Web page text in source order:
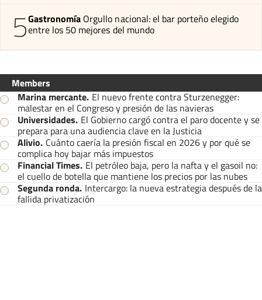
5Gastronomía Orgullo nacional: el bar porteño elegido
entre los 50 mejores del mundo
Members
Marina mercante. El nuevo frente contra Sturzenegger:
malestar en el Congreso y presión de las navieras
Universidades. El Gobierno cargó contra el paro docente y se
prepara para una audiencia clave en la Justicia
Alivio. Cuánto caería la presión fiscal en 2026 y por qué se
complica hoy bajar más impuestos
Financial Times. El petróleo baja, pero la nafta y el gasoil no:
el cuello de botella que mantiene los precios por las nubes
Segunda ronda. Intercargo: la nueva estrategia después de la
fallida privatización